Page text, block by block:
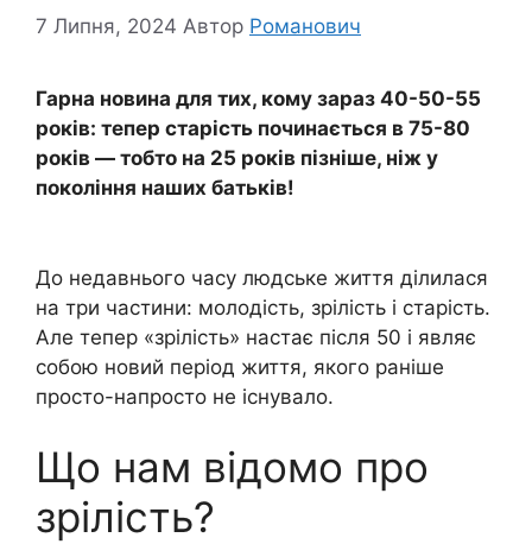
7 Липня, 2024 Автор Романович
Гарна новина для тих, кому зараз 40-50-55
років: тепер старість починається в 75-80
років — тобто на 25 років пізніше, ніж у
покоління наших батьків!
До недавнього часу людське життя ділилася
на три частини: молодість, зрілість і старість.
Але тепер «зрілість» настає після 50 і являє
собою новий період життя, якого раніше
просто-напросто не існувало.
Що нам відомо про
зрілість?